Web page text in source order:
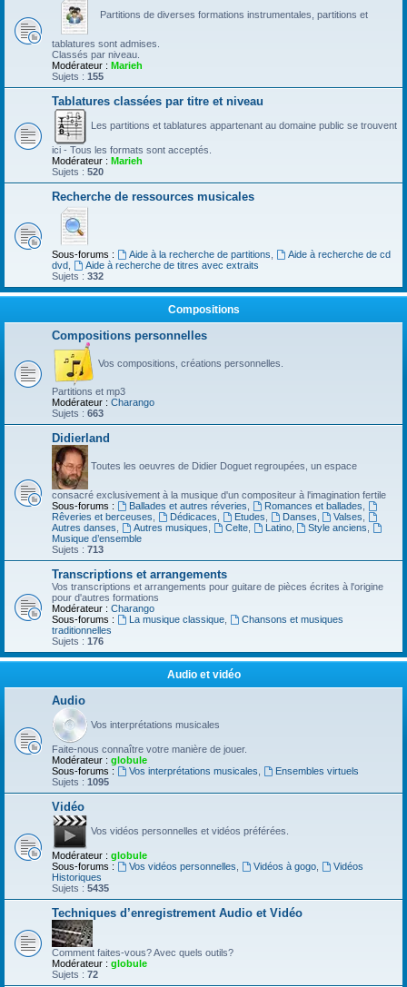
Partitions de diverses formations instrumentales, partitions et
tablatures sont admises.
Classés par niveau.
Modérateur : Marieh
Sujets : 155
Tablatures classées par titre et niveau
Les partitions et tablatures appartenant au domaine public se trouvent
ici - Tous les formats sont acceptés.
Modérateur : Marieh
Sujets : 520
Recherche de ressources musicales
Sous-forums : Aide à la recherche de partitions
Aide à recherche de cd
dvd
Aide à recherche de titres avec extraits
Sujets : 332
Compositions
Compositions personnelles
Vos compositions, créations personnelles.
Partitions et mp3
Modérateur : Charango
Sujets : 663
Didierland
Toutes les oeuvres de Didier Doguet regroupées, un espace
consacré exclusivement à la musique d'un compositeur à l'imagination fertile
Sous-forums :
Ballades et autres réveries Romances et ballades
Rêveries et berceuses
Dédicaces Etudes Danses Valses
Autres danses
Autres musiques Celte, Latino, Style anciens
Musique d’ensemble
Sujets : 713
Transcriptions et arrangements
Vos transcriptions et arrangements pour guitare de pièces écrites à l'origine
pour d'autres formations
Modérateur : Charango
Sous-forums :
La musique classique,
Chansons et musiques
traditionnelles
Sujets : 176
Audio et vidéo
Audio
Vos interprétations musicales
Faite-nous connaître votre manière de jouer.
Modérateur : globule
Sous-forums :
Vos interprétations musicales
Ensembles virtuels
Sujets : 1095
Vidéo
Vos vidéos personnelles et vidéos préférées.
Modérateur : globule
Sous-forums :
Vos vidéos personnelles Vidéos à gogo,
Vidéos
Historiques
Sujets : 5435
Techniques d’enregistrement Audio et Vidéo
Comment faites-vous? Avec quels outils?
Modérateur : globule
Sujets : 72